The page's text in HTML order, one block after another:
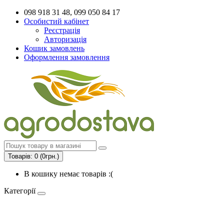
098 918 31 48, 099 050 84 17
Особистий кабінет
Реєстрація
Авторизація
Кошик замовлень
Оформлення замовлення
Товарів: 0 (0грн.)
В кошику немає товарів :(
Категорії